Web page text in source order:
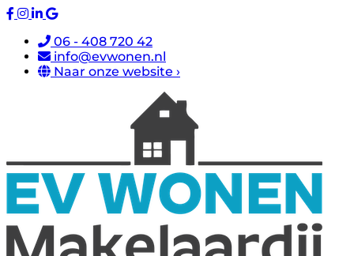
06 - 408 720 42
info@evwonen.nl
Naar onze website ›